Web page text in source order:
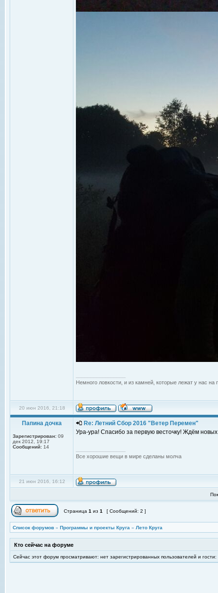
Немного ловкости, и из камней, которые лежат у нас на
20 июн 2016, 21:18
Папина дочка
Зарегистрирован: 09
дек 2012, 19:17
Сообщений: 14
Re: Летний Сбор 2016 "Ветер Перемен"
Ура-ура! Спасибо за первую весточку! Ждём
Все хорошие вещи в мире сделаны молча
21 июн 2016, 16:12
Страница 1 из 1 [ Сообщений: 2 ]
Список форумов » Программы и проекты Круга » Лето Круга
Кто сейчас на форуме
Сейчас этот форум просматривают: нет зарегистрированных пользователей и гости: